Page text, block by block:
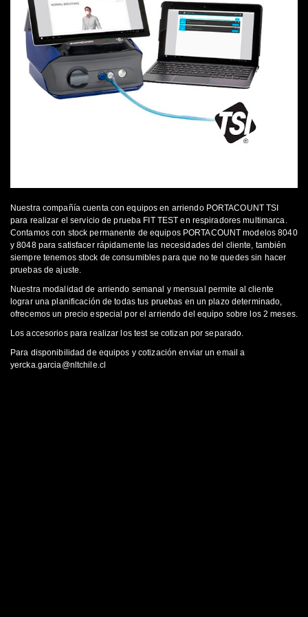
Nuestra compañía cuenta con equipos en arriendo PORTACOUNT TSI
para realizar el servicio de prueba FIT TEST en respiradores multimarca.
Contamos con stock permanente de equipos PORTACOUNT modelos 8040
y 8048 para satisfacer rápidamente las necesidades del cliente, también
siempre tenemos stock de consumibles para que no te quedes sin hacer
pruebas de ajuste.
Nuestra modalidad de arriendo semanal y mensual permite al cliente
lograr una planificación de todas tus pruebas en un plazo determinado,
ofrecemos un precio especial por el arriendo del equipo sobre los 2 meses.
Los accesorios para realizar los test se cotizan por separado.
Para disponibilidad de equipos y cotización enviar un email a
yercka.garcia@nltchile.cl